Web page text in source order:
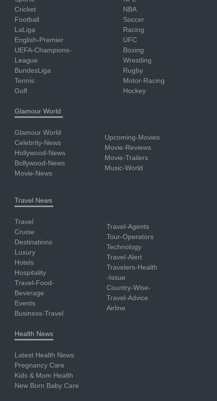
Cricket
Football
LaLiga
English-Premier
UEFA-Champions-
League
BundesLiga
Tennis
Golf
NBA
Soccer
Racing
UFC
Boxing
Wrestling
Rugby
Motor-Racing
Hockey
Glamour World
Glamour World
Celebrity-News
Hollywood-News
Bollywood-News
Movie-News
Upcoming-Movies
Movie-Reviews
Movie-Trailers
Music-World
Travel News
Travel
Cruise
Destinations
Luxury
Hotels
Hospitality
Travel-Food-
Beverage
Events
Business-Travel
Travel-Agents
Tour-Operators
Technology
Travel-Alert
Travelers-Health
-Issue
Country-Wise-
Travel-Advice
Airline
Health News
Latest Health News
Pregnancy Care
Kids & Mom Health
New Born Baby Care